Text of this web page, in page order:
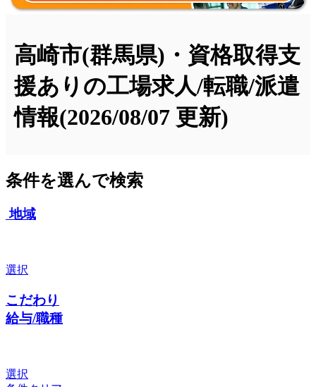
高崎市(群馬県)・資格取得支
援ありの工場求人/転職/派遣
情報(2026/08/07 更新)
条件を選んで検索
地域
選択
こだわり
給与/職種
選択